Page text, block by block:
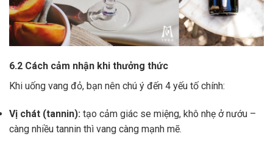
6.2 Cách cảm nhận khi thưởng thức
Khi uống vang đỏ, bạn nên chú ý đến 4 yếu tố chính:
Vị chát (tannin): tạo cảm giác se miệng, khô nhẹ ở nướu –
càng nhiều tannin thì vang càng mạnh mẽ.